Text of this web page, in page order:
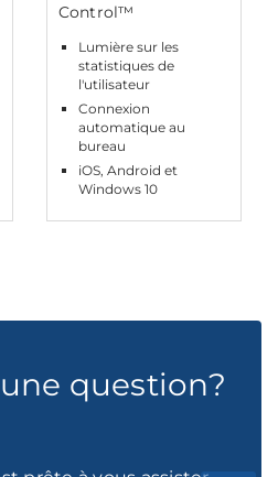
Control™
Lumière sur les
statistiques de
l'utilisateur
Connexion
automatique au
bureau
iOS, Android et
Windows 10
question?